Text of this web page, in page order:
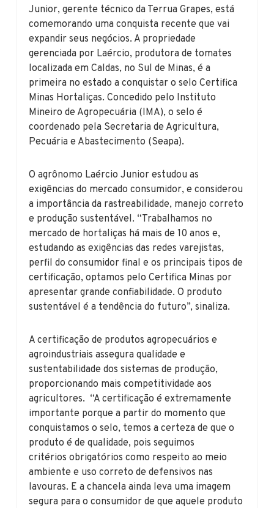
Junior, gerente técnico da Terrua Grapes, está
comemorando uma conquista recente que vai
expandir seus negócios. A propriedade
gerenciada por Laércio, produtora de tomates
localizada em Caldas, no Sul de Minas, é a
primeira no estado a conquistar o selo Certifica
Minas Hortaliças. Concedido pelo Instituto
Mineiro de Agropecuária (IMA), o selo é
coordenado pela Secretaria de Agricultura,
Pecuária e Abastecimento (Seapa).
O agrônomo Laércio Junior estudou as
exigências do mercado consumidor, e considerou
a importância da rastreabilidade, manejo correto
e produção sustentável. “Trabalhamos no
mercado de hortaliças há mais de 10 anos e,
estudando as exigências das redes varejistas,
perfil do consumidor final e os principais tipos de
certificação, optamos pelo Certifica Minas por
apresentar grande confiabilidade. O produto
sustentável é a tendência do futuro”, sinaliza.
A certificação de produtos agropecuários e
agroindustriais assegura qualidade e
sustentabilidade dos sistemas de produção,
proporcionando mais competitividade aos
agricultores. “A certificação é extremamente
importante porque a partir do momento que
conquistamos o selo, temos a certeza de que o
produto é de qualidade, pois seguimos
critérios obrigatórios como respeito ao meio
ambiente e uso correto de defensivos nas
lavouras. E a chancela ainda leva uma imagem
segura para o consumidor de que aquele produto